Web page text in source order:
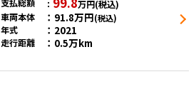
万円(税込)
車両本体
91.8万円(税込)
年式 2021
走行距離 0.5万km